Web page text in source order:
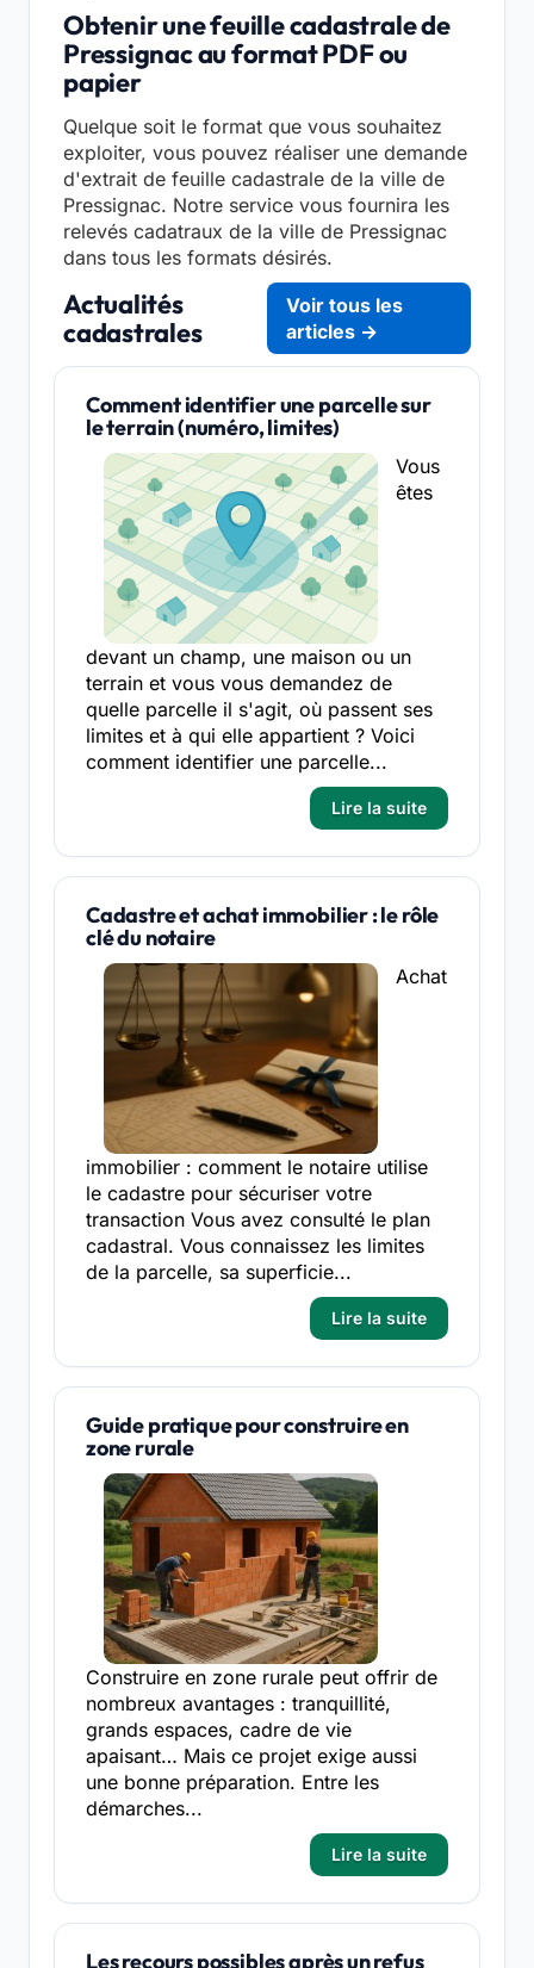
Obtenir une feuille cadastrale de
Pressignac au format PDF ou
papier
Quelque soit le format que vous souhaitez
exploiter, vous pouvez réaliser une demande
d'extrait de feuille cadastrale de la ville de
Pressignac. Notre service vous fournira les
relevés cadatraux de la ville de Pressignac
dans tous les formats désirés.
Actualités
cadastrales
Voir tous les
articles →
Comment identifier une parcelle sur
le terrain (numéro, limites)
Vous
êtes
devant un champ, une maison ou un
terrain et vous vous demandez de
quelle parcelle il s'agit, où passent ses
limites et à qui elle appartient ? Voici
comment identifier une parcelle...
Lire la suite
Cadastre et achat immobilier : le rôle
clé du notaire
Achat
immobilier : comment le notaire utilise
le cadastre pour sécuriser votre
transaction Vous avez consulté le plan
cadastral. Vous connaissez les limites
de la parcelle, sa superficie...
Lire la suite
Guide pratique pour construire en
zone rurale
Construire en zone rurale peut offrir de
nombreux avantages : tranquillité,
grands espaces, cadre de vie
apaisant… Mais ce projet exige aussi
une bonne préparation. Entre les
démarches...
Lire la suite
Les recours possibles après un refus